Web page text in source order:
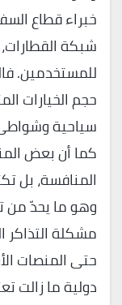
خبراء قطاع
شبكة
للمستخدمين.
حجم الخيارات
سياحية
كما أن بعض
المنافسة، بل
وهو ما يحدّ من
مشكلة التذاكر
حتى المنصات
دولية ما زالت